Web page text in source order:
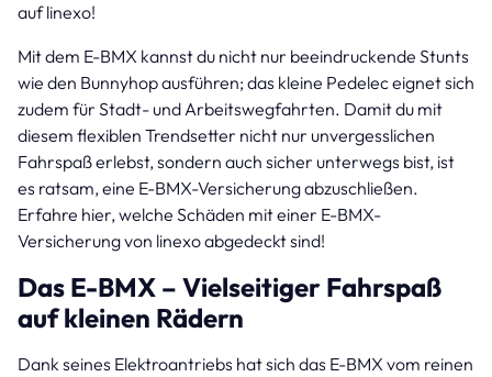
auf linexo!
Mit dem E-BMX kannst du nicht nur beeindruckende Stunts
wie den Bunnyhop ausführen; das kleine Pedelec eignet sich
zudem für Stadt- und Arbeitswegfahrten. Damit du mit
diesem flexiblen Trendsetter nicht nur unvergesslichen
Fahrspaß erlebst, sondern auch sicher unterwegs bist, ist
es ratsam, eine E-BMX-Versicherung abzuschließen.
Erfahre hier, welche Schäden mit einer E-BMX-
Versicherung von linexo abgedeckt sind!
Das E-BMX – Vielseitiger Fahrspaß
auf kleinen Rädern
Dank seines Elektroantriebs hat sich das E-BMX vom reinen